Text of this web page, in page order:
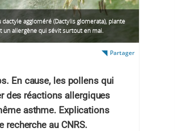
aggloméré (Dactylis glomerata), plante
un allergène qui sévit surtout en mai.
Partager
En cause, les pollens qui
des réactions allergiques
asthme. Explications
au CNRS.